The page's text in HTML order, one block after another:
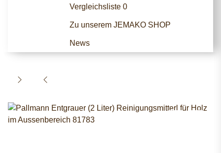
Vergleichsliste 0
Zu unserem JEMAKO SHOP
News